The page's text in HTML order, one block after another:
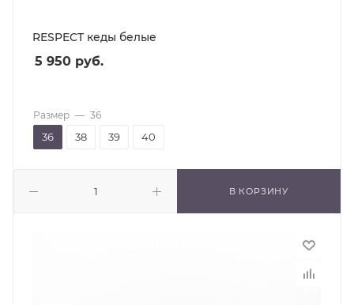
RESPECT кеды белые
5 950 руб.
В КОРЗИНУ
Размер — 36
36 38 39 40